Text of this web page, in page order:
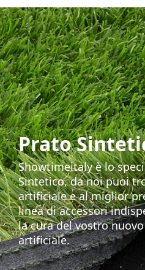
Prato
Showtimeitaly è lo
Sintetico, da noi puoi
artificiale e al miglior
linea di accessori
la cura del vostro
artificiale.